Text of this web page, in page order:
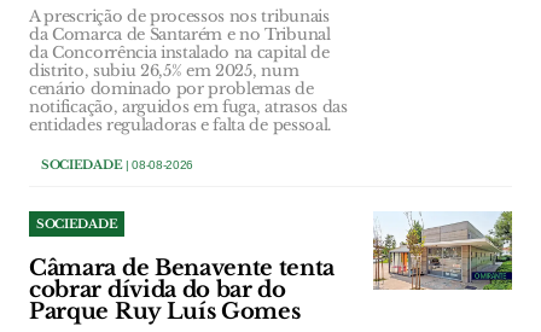
A prescrição de processos nos tribunais
da Comarca de Santarém e no Tribunal
da Concorrência instalado na capital de
distrito, subiu 26,5% em 2025, num
cenário dominado por problemas de
notificação, arguidos em fuga, atrasos das
entidades reguladoras e falta de pessoal.
SOCIEDADE| 08-08-2026
SOCIEDADE
Câmara de Benavente tenta
cobrar dívida do bar do
Parque Ruy Luís Gomes